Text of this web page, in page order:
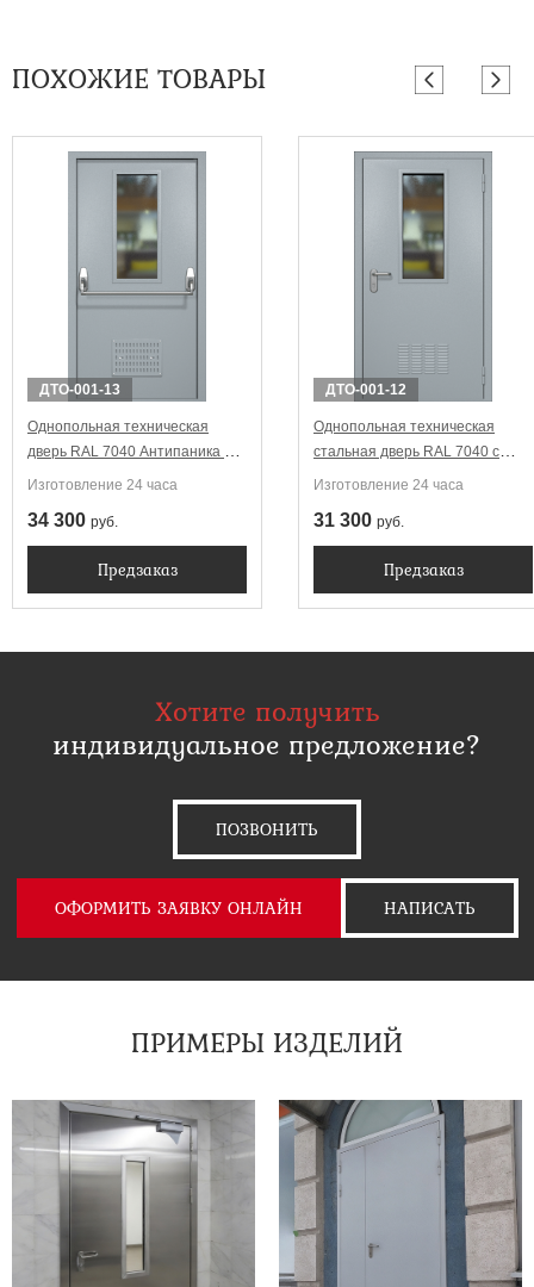
ПОХОЖИЕ ТОВАРЫ
ДТО-001-13
Однопольная техническая
дверь RAL 7040 Антипаника с
узким стеклопакетом
Изготовление 24 часа
34 300 руб.
Предзаказ
ДТО-001-12
Однопольная техническая
стальная дверь RAL 7040 с
узким стеклопакетом
Изготовление 24 часа
31 300 руб.
Предзаказ
Хотите получить
индивидуальное предложение?
ПОЗВОНИТЬ
ОФОРМИТЬ ЗАЯВКУ ОНЛАЙН НАПИСАТЬ
ПРИМЕРЫ ИЗДЕЛИЙ